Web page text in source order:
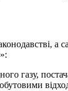
газу,